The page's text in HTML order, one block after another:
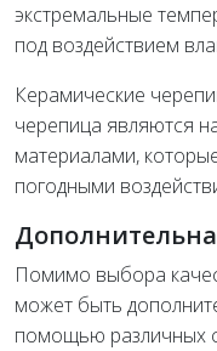
экстремальные
под воздействием
Керамические
черепица являются
материалами,
погодными
Помимо выбора
может быть
помощью различных